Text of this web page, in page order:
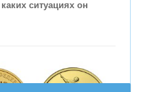
- «Интервью»
ситуациях он